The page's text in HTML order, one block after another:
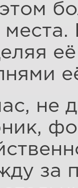
этом
её
не
за